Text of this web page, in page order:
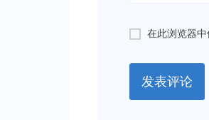
在此浏览器